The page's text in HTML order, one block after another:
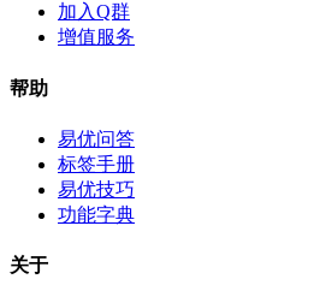
加入Q群
增值服务
帮助
易优问答
标签手册
易优技巧
功能字典
关于